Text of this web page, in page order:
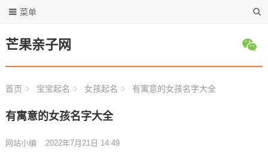
芒果亲子网
菜单
首页 宝宝起名 女孩起名 有寓意的女孩名字大全
有寓意的女孩名字大全
网站小编 2022年7月21日 14:49